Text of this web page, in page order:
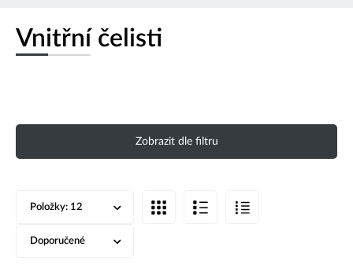
Vnitřní čelisti
Zobrazit dle filtru
Položky: 12
Doporučené